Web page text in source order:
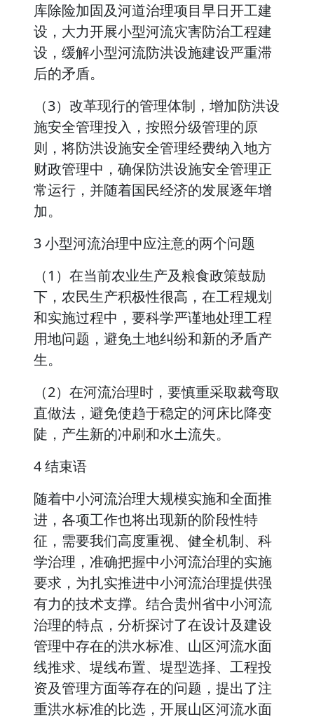
库除险加固及河道治理项目早日开工建
设，大力开展小型河流灾害防治工程建
设，缓解小型河流防洪设施建设严重滞
后的矛盾。
（3）改革现行的管理体制，增加防洪设
施安全管理投入，按照分级管理的原
则，将防洪设施安全管理经费纳入地方
财政管理中，确保防洪设施安全管理正
常运行，并随着国民经济的发展逐年增
加。
3 小型河流治理中应注意的两个问题
（1）在当前农业生产及粮食政策鼓励
下，农民生产积极性很高，在工程规划
和实施过程中，要科学严谨地处理工程
用地问题，避免土地纠纷和新的矛盾产
生。
（2）在河流治理时，要慎重采取裁弯取
直做法，避免使趋于稳定的河床比降变
陡，产生新的冲刷和水土流失。
4 结束语
随着中小河流治理大规模实施和全面推
进，各项工作也将出现新的阶段性特
征，需要我们高度重视、健全机制、科
学治理，准确把握中小河流治理的实施
要求，为扎实推进中小河流治理提供强
有力的技术支撑。结合贵州省中小河流
治理的特点，分析探讨了在设计及建设
管理中存在的洪水标准、山区河流水面
线推求、堤线布置、堤型选择、工程投
资及管理方面等存在的问题，提出了注
重洪水标准的比选，开展山区河流水面